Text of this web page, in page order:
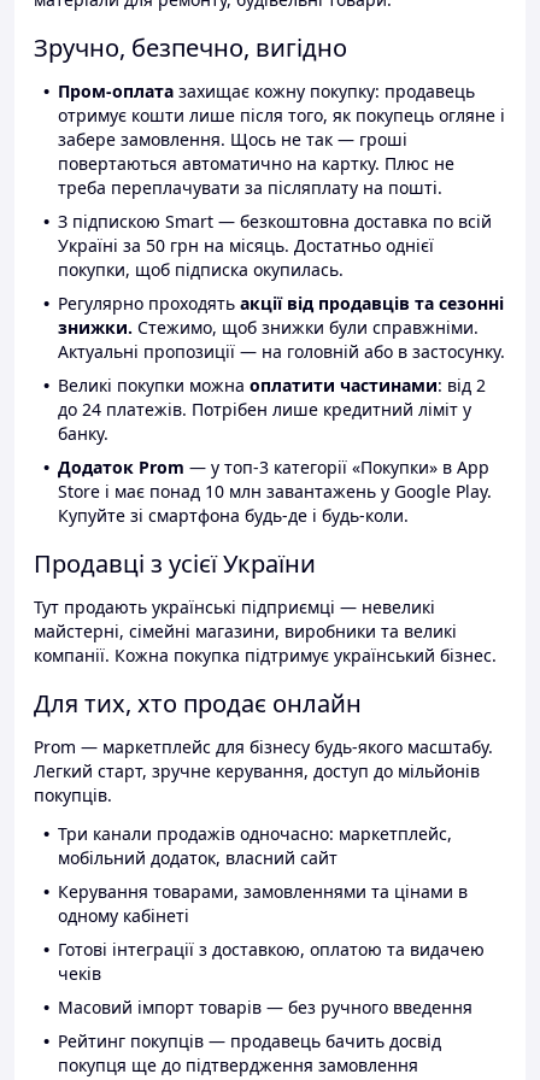
Зручно, безпечно, вигідно
Пром-оплата захищає кожну покупку: продавець
отримує кошти лише після того, як покупець огляне і
забере замовлення. Щось не так — гроші
повертаються автоматично на картку. Плюс не
треба переплачувати за післяплату на пошті.
З підпискою Smart — безкоштовна доставка по всій
Україні за 50 грн на місяць. Достатньо однієї
покупки, щоб підписка окупилась.
Регулярно проходять акції від продавців та сезонні
знижки. Стежимо, щоб знижки були справжніми.
Актуальні пропозиції — на головній або в застосунку.
Великі покупки можна оплатити частинами: від 2
до 24 платежів. Потрібен лише кредитний ліміт у
банку.
Додаток Prom — у топ-3 категорії «Покупки» в App
Store і має понад 10 млн завантажень у Google Play.
Купуйте зі смартфона будь-де і будь-коли.
Продавці з усієї України
Тут продають українські підприємці — невеликі
майстерні, сімейні магазини, виробники та великі
компанії. Кожна покупка підтримує український бізнес.
Для тих, хто продає онлайн
Prom — маркетплейс для бізнесу будь-якого масштабу.
Легкий старт, зручне керування, доступ до мільйонів
покупців.
Три канали продажів одночасно: маркетплейс,
мобільний додаток, власний сайт
Керування товарами, замовленнями та цінами в
одному кабінеті
Готові інтеграції з доставкою, оплатою та видачею
чеків
Масовий імпорт товарів — без ручного введення
Рейтинг покупців — продавець бачить досвід
покупця ще до підтвердження замовлення